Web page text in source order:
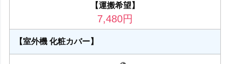
【運搬希望】
7,480円
【室外機 化粧カバー】